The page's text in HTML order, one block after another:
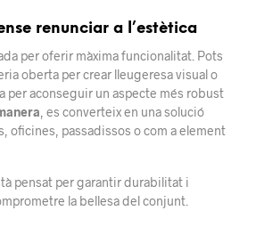
renunciar a l’estètica
per oferir màxima funcionalitat. Pots
oberta per crear lleugeresa visual o
per aconseguir un aspecte més robust
, es converteix en una solució
oficines, passadissos o com a element
pensat per garantir durabilitat i
la bellesa del conjunt.